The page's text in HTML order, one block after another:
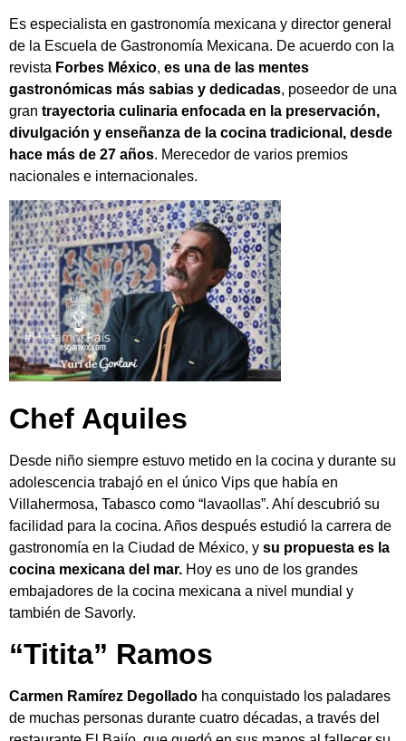
Es especialista en gastronomía mexicana y director general
de la Escuela de Gastronomía Mexicana. De acuerdo con la
revista Forbes México, es una de las mentes
gastronómicas más sabias y dedicadas, poseedor de una
gran trayectoria culinaria enfocada en la preservación,
divulgación y enseñanza de la cocina tradicional, desde
hace más de 27 años. Merecedor de varios premios
nacionales e internacionales.
Chef Aquiles
Desde niño siempre estuvo metido en la cocina y durante su
adolescencia trabajó en el único Vips que había en
Villahermosa, Tabasco como “lavaollas”. Ahí descubrió su
facilidad para la cocina. Años después estudió la carrera de
gastronomía en la Ciudad de México, y su propuesta es la
cocina mexicana del mar. Hoy es uno de los grandes
embajadores de la cocina mexicana a nivel mundial y
también de Savorly.
“Titita” Ramos
Carmen Ramírez Degollado ha conquistado los paladares
de muchas personas durante cuatro décadas, a través del